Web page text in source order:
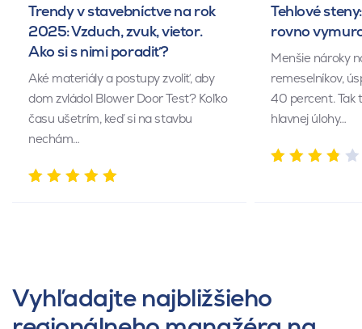
Trendy v stavebníctve na rok
2025: Vzduch, zvuk, vietor.
Ako si s nimi poradiť?
Aké materiály a postupy zvoliť, aby
dom zvládol Blower Door Test? Koľko
času ušetrím, keď si na stavbu
nechám…
Tehlové
rovno
Menšie nároky
remeselníkov,
40 percent. Tak
hlavnej úlohy…
Vyhľadajte najbližšieho